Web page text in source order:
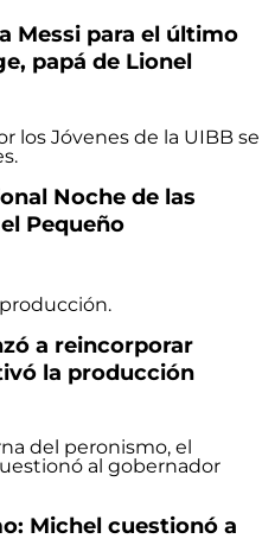
Messi para el último
papá de Lionel
Noche de las
Pequeño
a reincorporar
la producción
Michel cuestionó a